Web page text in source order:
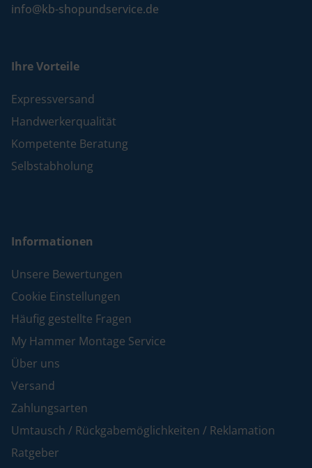
info@kb-shopundservice.de
Ihre Vorteile
Expressversand
Handwerkerqualität
Kompetente Beratung
Selbstabholung
Informationen
Unsere Bewertungen
Cookie Einstellungen
Häufig gestellte Fragen
My Hammer Montage Service
Über uns
Versand
Zahlungsarten
Umtausch / Rückgabemöglichkeiten / Reklamation
Ratgeber